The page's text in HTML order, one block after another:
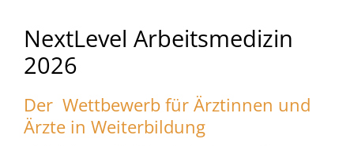
NextLevel Arbeitsmedizin
2026
Der Wettbewerb für Ärztinnen und
Ärzte in Weiterbildung